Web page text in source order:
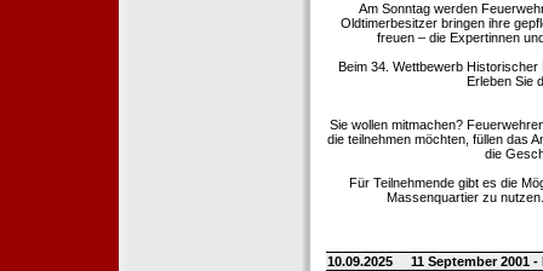
Am Sonntag werden
Oldtimerbesitzer bringen ihre
freuen – die Expertinnen
Beim 34. Wettbewerb
Erleben Sie
Sie wollen mitmachen?
die teilnehmen möchten, füllen das
die
Für Teilnehmende gibt es die
Massenquartier zu
10.09.2025
11 September 2001